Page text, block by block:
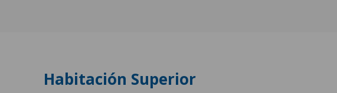
Habitación Superior